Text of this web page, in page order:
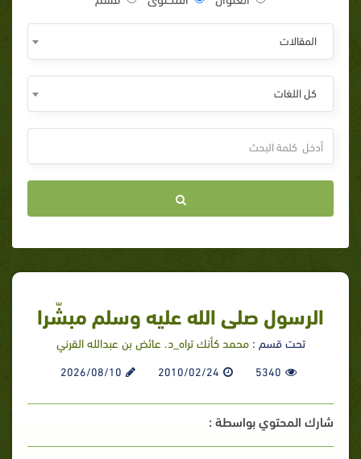
المقالات
كل اللغات
الرسول صلى الله عليه وسلم مبشّرا
تحت قسم :محمد كأنك تراه_د. عائض بن عبدالله القرني
5340
2010/02/24
2026/08/10
شارك المحتوي بواسطة :